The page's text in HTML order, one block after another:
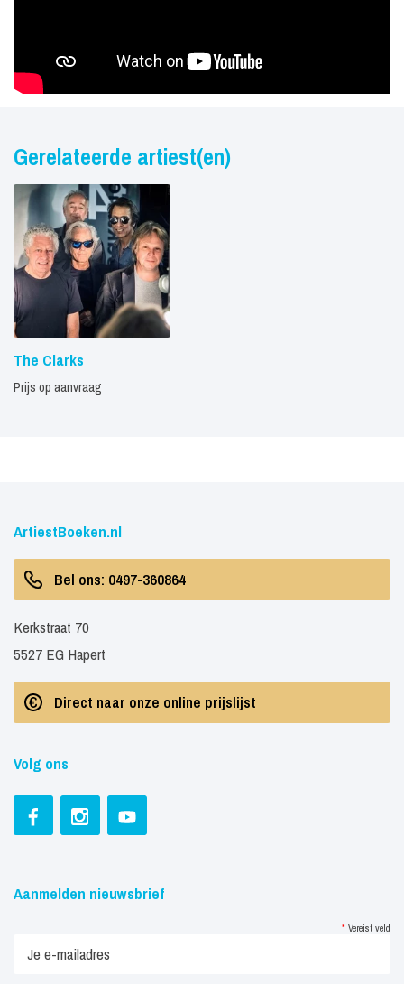
Gerelateerde artiest(en)
The Clarks
Prijs op aanvraag
ArtiestBoeken.nl
Bel ons: 0497-360864
Kerkstraat 70
5527 EG Hapert
Direct naar onze online prijslijst
Volg ons
Aanmelden nieuwsbrief
* Vereist veld